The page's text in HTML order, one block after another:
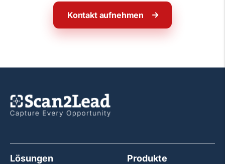
Kontakt aufnehmen
Lösungen Produkte